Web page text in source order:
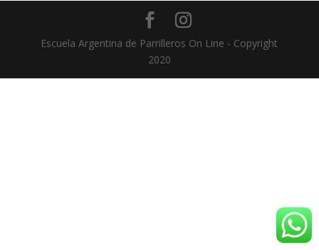
Escuela Argentina de Parrilleros On Line - Copyright
2020